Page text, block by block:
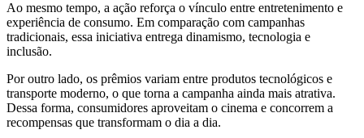
Ao mesmo tempo, a ação reforça o vínculo entre entretenimento e
experiência de consumo. Em comparação com campanhas
tradicionais, essa iniciativa entrega dinamismo, tecnologia e
inclusão.
Por outro lado, os prêmios variam entre produtos tecnológicos e
transporte moderno, o que torna a campanha ainda mais atrativa.
Dessa forma, consumidores aproveitam o cinema e concorrem a
recompensas que transformam o dia a dia.